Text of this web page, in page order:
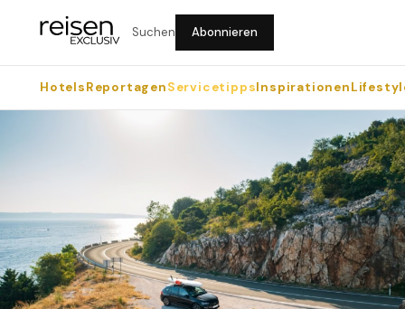
Suchen Abonnieren
HotelsReportagenServicetippsInspirationen